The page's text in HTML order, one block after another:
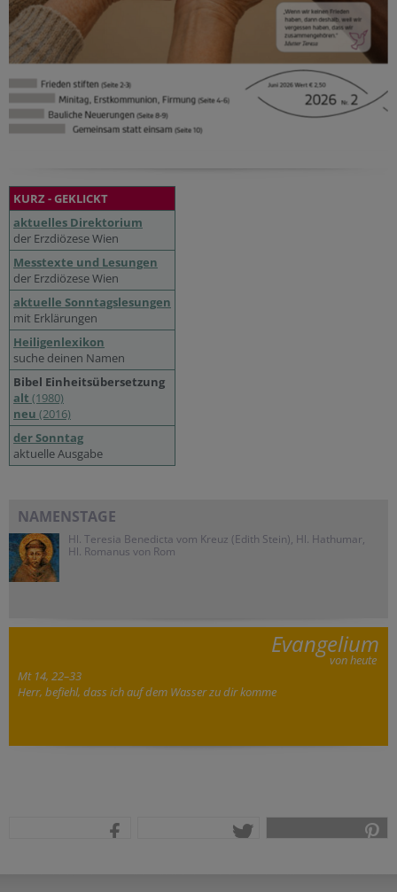
KURZ - GEKLICKT
aktuelles Direktorium
der Erzdiözese Wien
Messtexte und Lesungen
der Erzdiözese Wien
aktuelle Sonntagslesungen
mit Erklärungen
Heiligenlexikon
suche deinen Namen
Bibel Einheitsübersetzung
alt (1980)
neu (2016)
der Sonntag
aktuelle Ausgabe
NAMENSTAGE
Hl. Teresia Benedicta vom Kreuz (Edith Stein), Hl. Hathumar,
Hl. Romanus von Rom
Evangelium
von heute
Mt 14, 22–33
Herr, befiehl, dass ich auf dem Wasser zu dir komme